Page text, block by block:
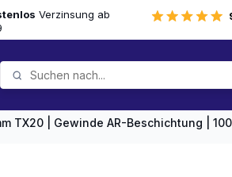
Verzinsung ab
TX20 | Gewinde AR-Beschichtung |